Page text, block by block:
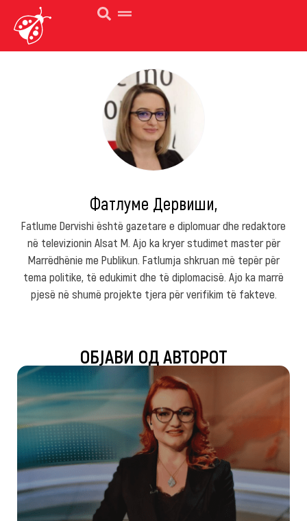
Фатлуме Дервиши,
Fatlume Dervishi është gazetare e diplomuar dhe redaktore
në televizionin Alsat M. Ajo ka kryer studimet master për
Marrëdhënie me Publikun. Fatlumja shkruan më tepër për
tema politike, të edukimit dhe të diplomacisë. Ajo ka marrë
pjesë në shumë projekte tjera për verifikim të fakteve.
ОБЈАВИ ОД АВТОРОТ